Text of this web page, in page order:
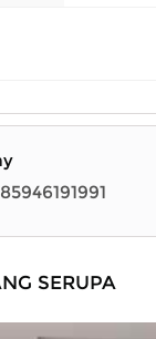
SERUPA